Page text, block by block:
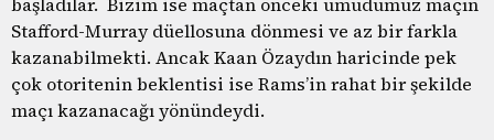
Stafford-Murray düellosuna dönmesi ve az bir farkla
kazanabilmekti. Ancak Kaan Özaydın haricinde pek
çok otoritenin beklentisi ise Rams’in rahat bir şekilde
maçı kazanacağı yönündeydi.